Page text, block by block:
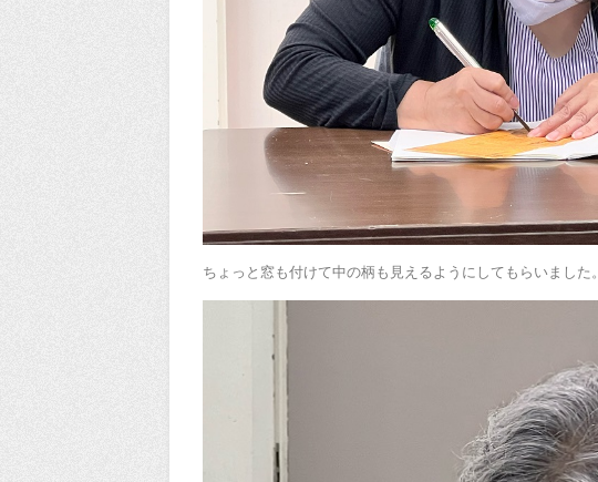
ちょっと窓も付けて中の柄も見えるようにしてもらいました。